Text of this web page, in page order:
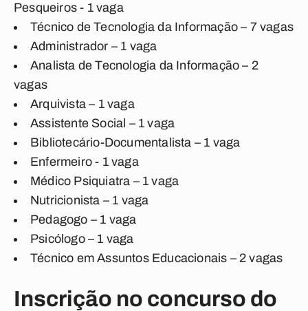
Pesqueiros - 1 vaga
Técnico de Tecnologia da Informação – 7 vagas
Administrador – 1 vaga
Analista de Tecnologia da Informação – 2
vagas
Arquivista – 1 vaga
Assistente Social – 1 vaga
Bibliotecário-Documentalista – 1 vaga
Enfermeiro - 1 vaga
Médico Psiquiatra – 1 vaga
Nutricionista – 1 vaga
Pedagogo – 1 vaga
Psicólogo – 1 vaga
Técnico em Assuntos Educacionais – 2 vagas
Inscrição no concurso do